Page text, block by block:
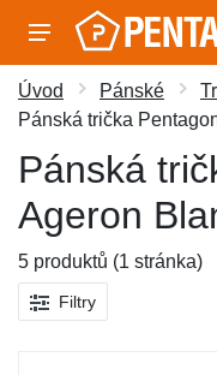
Úvod Pánské
Pánská trička
Pánská
Ageron
5 produktů (1 stránka)
Filtry